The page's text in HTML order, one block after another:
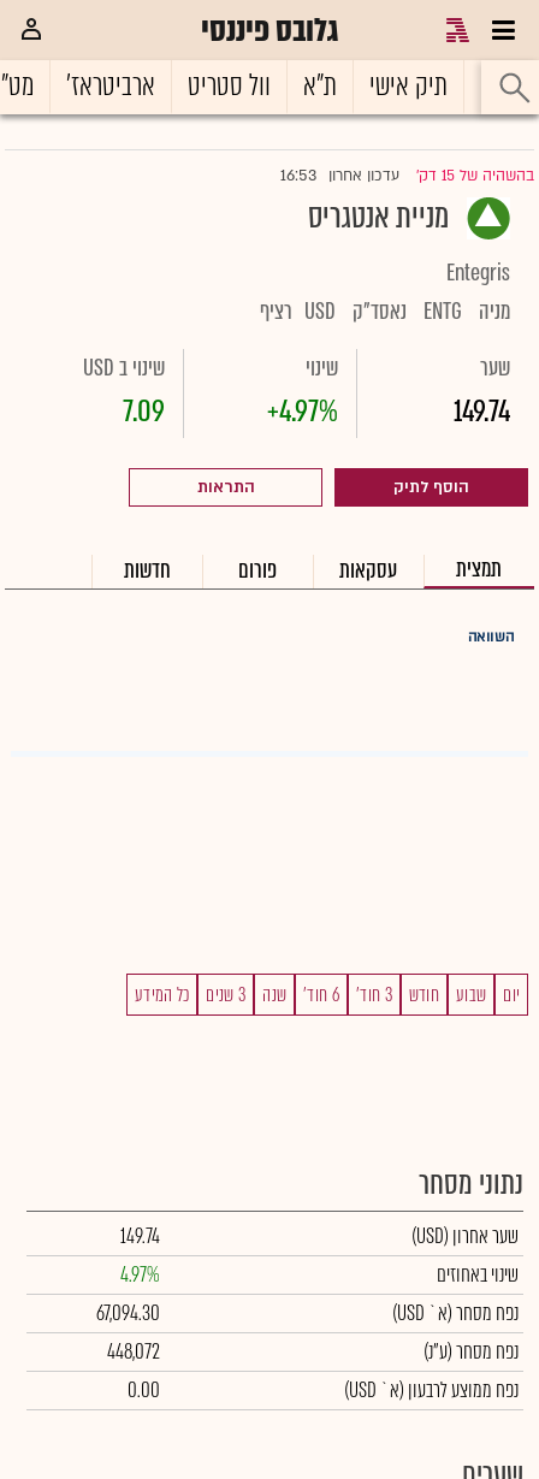
גלובס פיננסי
ראשי תיק אישי ת"א וול סטריט ארביטראז'
בהשהיה של 15 דק' |עדכון אחרון 16:53
מניית אנטגריס
Entegris
מניה
ENTG נאסד"ק USD רציף
שער
149.74
שינוי
+4.97%
שינוי ב USD
7.09
הוסף לתיק התראות
תמצית עסקאות פורום חדשות
השוואה
יום שבוע חודש 3 חוד' 6 חוד' שנה 3 שנים כל המידע
נתוני מסחר
שער אחרון (USD)
149.74
שינוי באחוזים
4.97%
נפח מסחר(א` USD)
67,094.30
נפח מסחר(ע"נ)
448,072
נפח ממוצע לרבעון (א` USD)
0.00